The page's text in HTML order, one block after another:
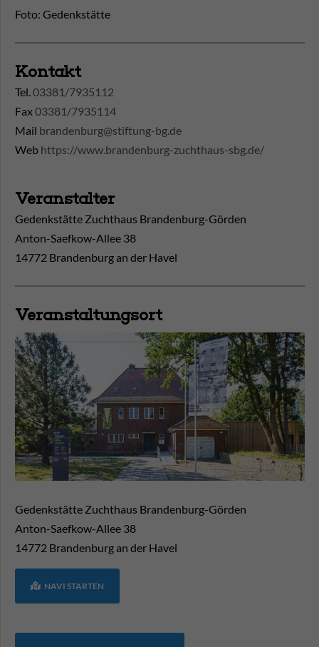
Foto: Gedenkstätte
Kontakt
Tel.03381/7935112
Fax03381/7935114
Mail brandenburg@stiftung-bg.de
Web https://www.brandenburg-zuchthaus-sbg.de/
Veranstalter
Gedenkstätte Zuchthaus Brandenburg-Görden
Anton-Saefkow-Allee 38
14772 Brandenburg an der Havel
Veranstaltungsort
Gedenkstätte Zuchthaus Brandenburg-Görden
Anton-Saefkow-Allee 38
14772 Brandenburg an der Havel
NAVI STARTEN